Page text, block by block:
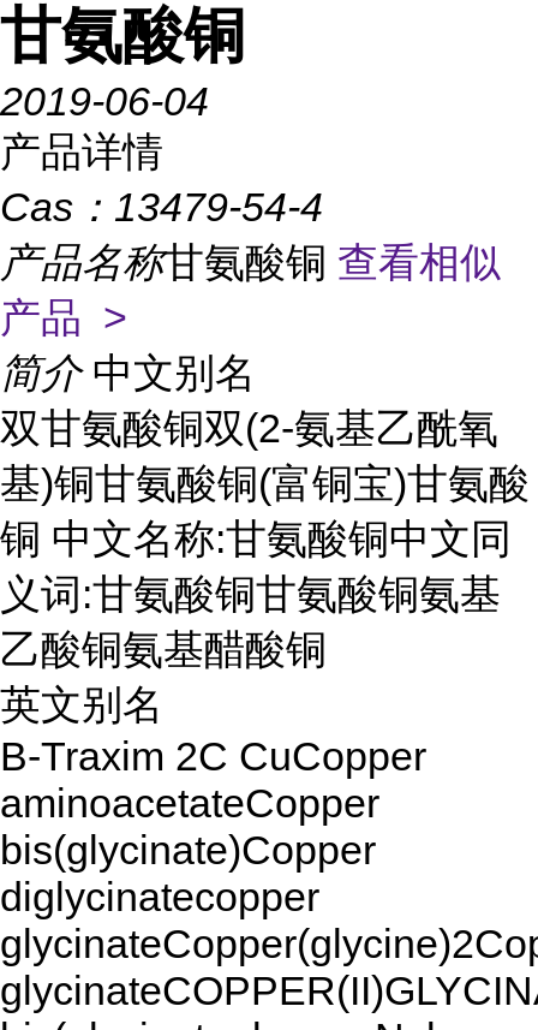
甘氨酸铜
2019-06-04
产品详情
Cas： 13479-54-4
产品名称甘氨酸铜 查看相似
产品 >
简介 中文别名
双甘氨酸铜双(2-氨基乙酰氧
基)铜甘氨酸铜(富铜宝)甘氨酸
铜 中文名称:甘氨酸铜中文同
义词:甘氨酸铜甘氨酸铜氨基
乙酸铜氨基醋酸铜
英文别名
B-Traxim 2C CuCopper
aminoacetateCopper
bis(glycinate)Copper
diglycinatecopper